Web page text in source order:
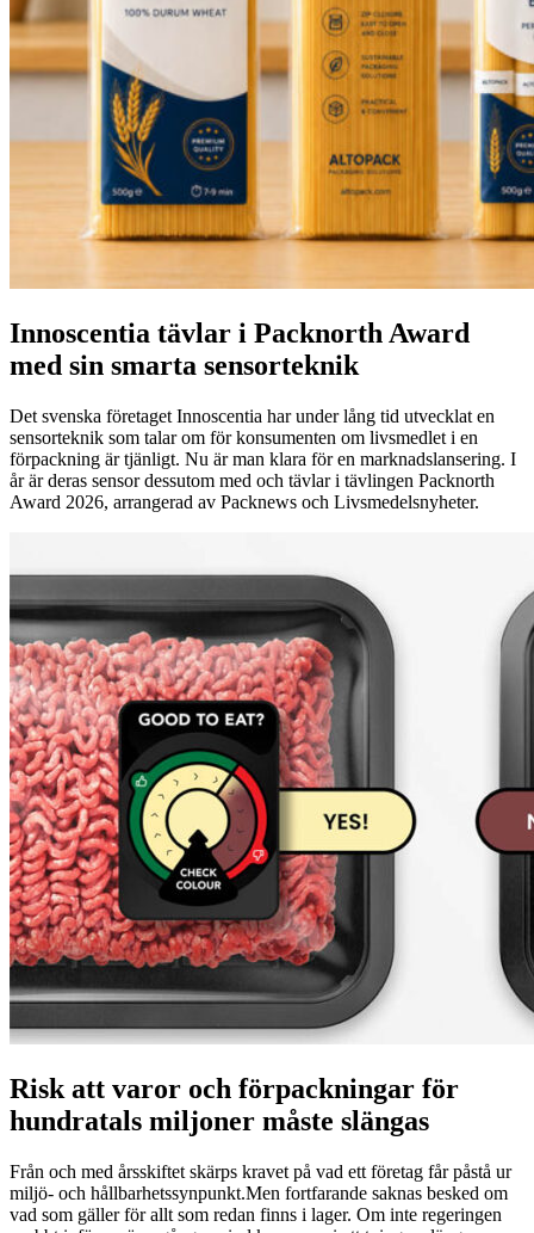
Innoscentia tävlar i Packnorth Award
med sin smarta sensorteknik
Det svenska företaget Innoscentia har under lång tid utvecklat en
sensorteknik som talar om för konsumenten om livsmedlet i en
förpackning är tjänligt. Nu är man klara för en marknadslansering. I
år är deras sensor dessutom med och tävlar i tävlingen Packnorth
Award 2026, arrangerad av Packnews och Livsmedelsnyheter.
Risk att varor och förpackningar för
hundratals miljoner måste slängas
Från och med årsskiftet skärps kravet på vad ett företag får påstå ur
miljö- och hållbarhetssynpunkt.Men fortfarande saknas besked om
vad som gäller för allt som redan finns i lager. Om inte regeringen